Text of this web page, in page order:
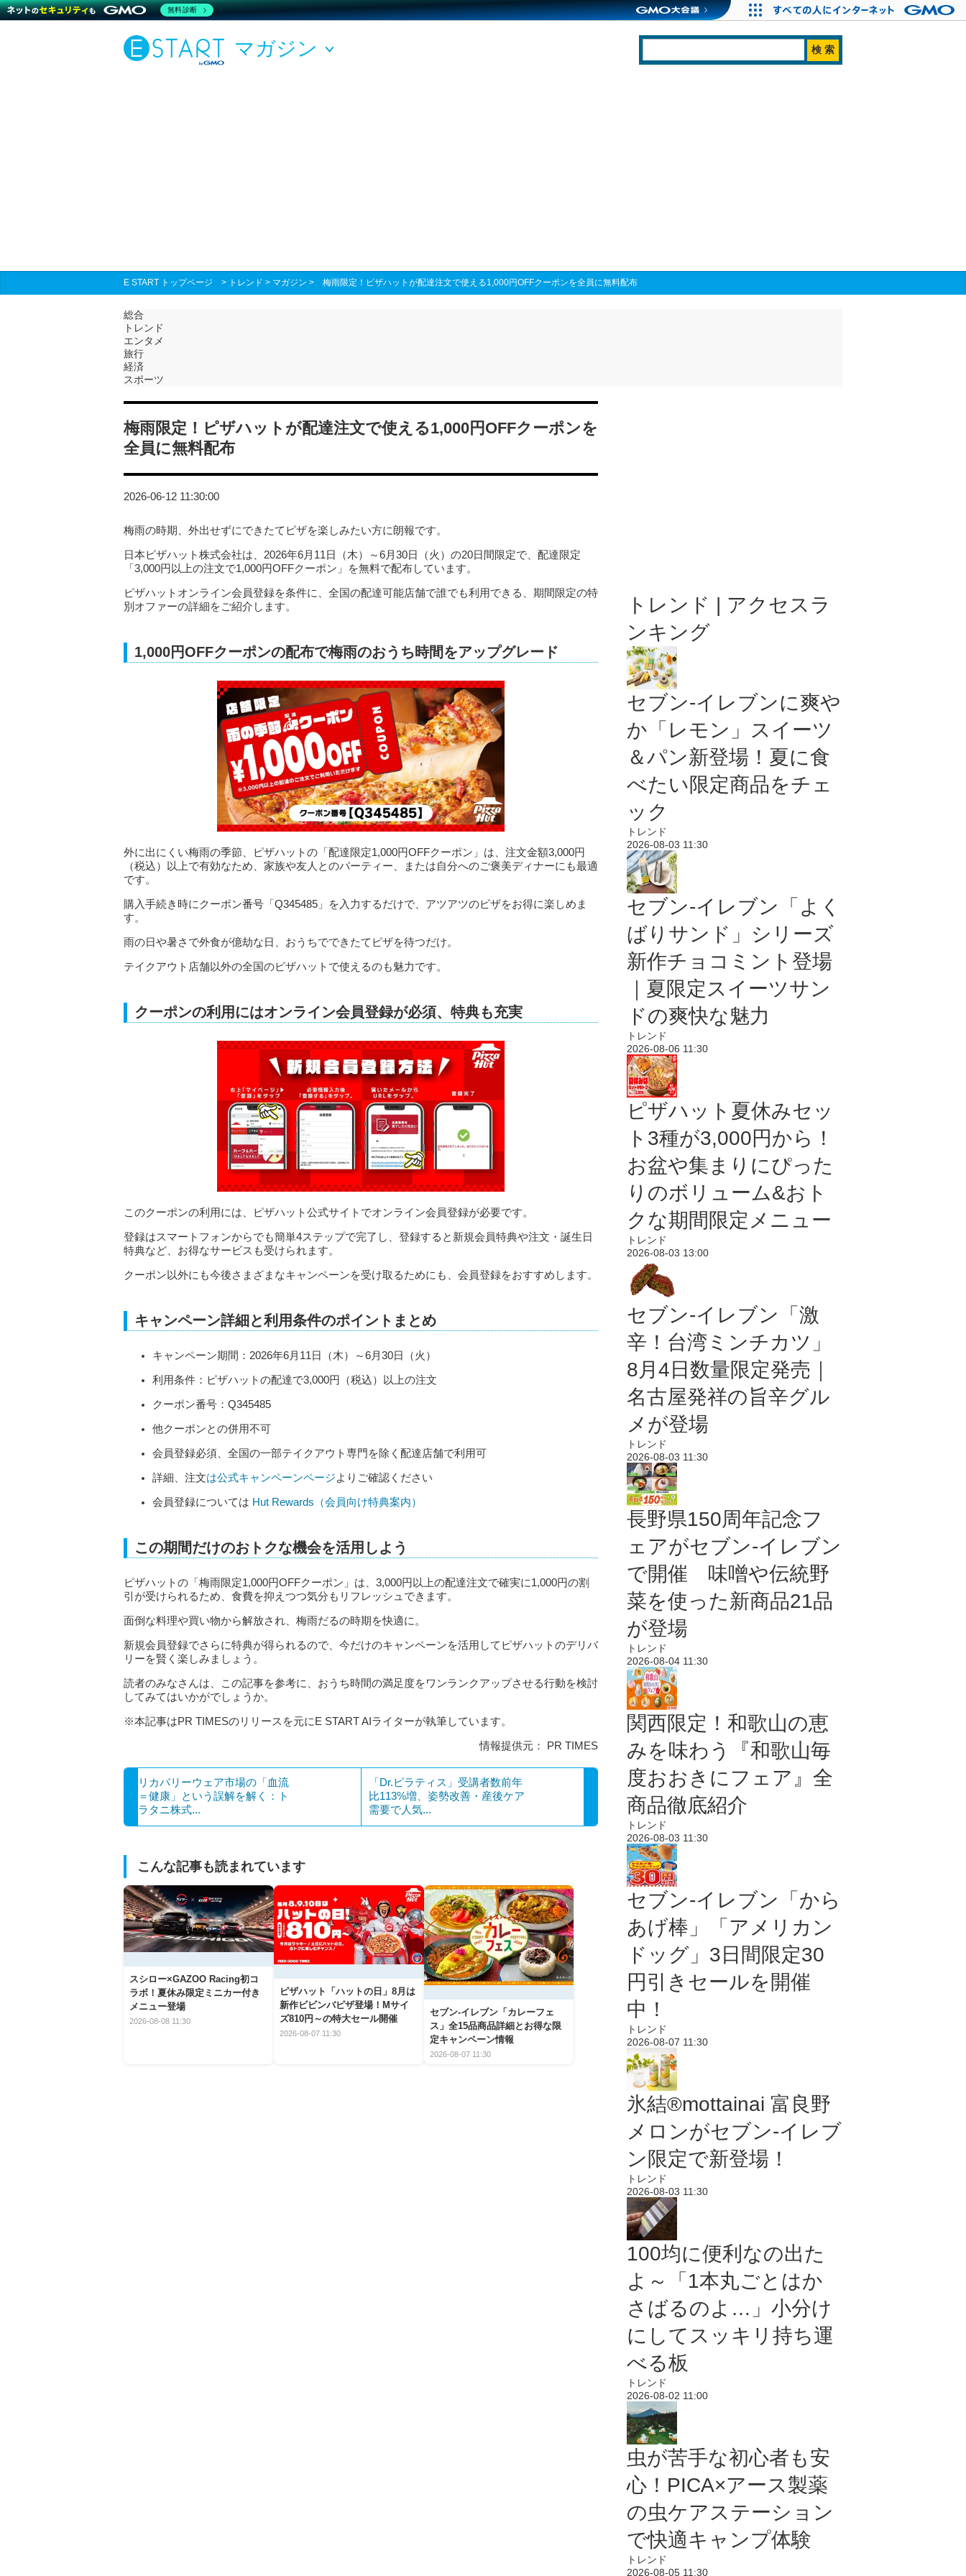
マガジン
E START トップページ > トレンド > マガジン > 梅雨限定！ピザハットが配達注文で使える1,000円OFFクーポンを全員に無料配布
総合
トレンド
エンタメ
旅行
経済
スポーツ
梅雨限定！ピザハットが配達注文で使える1,000円OFFクーポンを
全員に無料配布
2026-06-12 11:30:00
梅雨の時期、外出せずにできたてピザを楽しみたい方に朗報です。
日本ピザハット株式会社は、2026年6月11日（木）～6月30日（火）の20日間限定で、配達限定
「3,000円以上の注文で1,000円OFFクーポン」を無料で配布しています。
ピザハットオンライン会員登録を条件に、全国の配達可能店舗で誰でも利用できる、期間限定の特
別オファーの詳細をご紹介します。
1,000円OFFクーポンの配布で梅雨のおうち時間をアップグレード
外に出にくい梅雨の季節、ピザハットの「配達限定1,000円OFFクーポン」は、注文金額3,000円
（税込）以上で有効なため、家族や友人とのパーティー、または自分へのご褒美ディナーにも最適
です。
購入手続き時にクーポン番号「Q345485」を入力するだけで、アツアツのピザをお得に楽しめま
す。
雨の日や暑さで外食が億劫な日、おうちでできたてピザを待つだけ。
テイクアウト店舗以外の全国のピザハットで使えるのも魅力です。
クーポンの利用にはオンライン会員登録が必須、特典も充実
このクーポンの利用には、ピザハット公式サイトでオンライン会員登録が必要です。
登録はスマートフォンからでも簡単4ステップで完了し、登録すると新規会員特典や注文・誕生日
特典など、お得なサービスも受けられます。
クーポン以外にも今後さまざまなキャンペーンを受け取るためにも、会員登録をおすすめします。
キャンペーン詳細と利用条件のポイントまとめ
キャンペーン期間：2026年6月11日（木）～6月30日（火）
利用条件：ピザハットの配達で3,000円（税込）以上の注文
クーポン番号：Q345485
他クーポンとの併用不可
会員登録必須、全国の一部テイクアウト専門を除く配達店舗で利用可
詳細、注文は公式キャンペーンページよりご確認ください
会員登録については Hut Rewards（会員向け特典案内）
この期間だけのおトクな機会を活用しよう
ピザハットの「梅雨限定1,000円OFFクーポン」は、3,000円以上の配達注文で確実に1,000円の割
引が受けられるため、食費を抑えつつ気分もリフレッシュできます。
面倒な料理や買い物から解放され、梅雨だるの時期を快適に。
新規会員登録でさらに特典が得られるので、今だけのキャンペーンを活用してピザハットのデリバ
リーを賢く楽しみましょう。
読者のみなさんは、この記事を参考に、おうち時間の満足度をワンランクアップさせる行動を検討
してみてはいかがでしょうか。
※本記事はPR TIMESのリリースを元にE START AIライターが執筆しています。
情報提供元： PR TIMES
リカバリーウェア市場の「血流
＝健康」という誤解を解く：ト
ラタニ株式...
「Dr.ピラティス」受講者数前年
比113%増、姿勢改善・産後ケア
需要で人気...
こんな記事も読まれています
スシロー×GAZOO Racing初コ
ラボ！夏休み限定ミニカー付き
メニュー登場
2026-08-08 11:30
ピザハット「ハットの日」8月は
新作ビビンバピザ登場！Mサイ
ズ810円～の特大セール開催
2026-08-07 11:30
セブン‐イレブン「カレーフェ
ス」全15品商品詳細とお得な限
定キャンペーン情報
2026-08-07 11:30
トレンド | アクセスラ
ンキング
セブン‐イレブンに爽や
か「レモン」スイーツ
＆パン新登場！夏に食
べたい限定商品をチェ
ック
トレンド
2026-08-03 11:30
セブン‐イレブン「よく
ばりサンド」シリーズ
新作チョコミント登場
｜夏限定スイーツサン
ドの爽快な魅力
トレンド
2026-08-06 11:30
ピザハット夏休みセッ
ト3種が3,000円から！
お盆や集まりにぴった
りのボリューム&おト
クな期間限定メニュー
トレンド
2026-08-03 13:00
セブン-イレブン「激
辛！台湾ミンチカツ」
8月4日数量限定発売｜
名古屋発祥の旨辛グル
メが登場
トレンド
2026-08-03 11:30
長野県150周年記念フ
ェアがセブン-イレブン
で開催 味噌や伝統野
菜を使った新商品21品
が登場
トレンド
2026-08-04 11:30
関西限定！和歌山の恵
みを味わう『和歌山毎
度おおきにフェア』全
商品徹底紹介
トレンド
2026-08-03 11:30
セブン‐イレブン「から
あげ棒」「アメリカン
ドッグ」3日間限定30
円引きセールを開催
中！
トレンド
2026-08-07 11:30
氷結®mottainai 富良野
メロンがセブン‐イレブ
ン限定で新登場！
トレンド
2026-08-03 11:30
100均に便利なの出た
よ～「1本丸ごとはか
さばるのよ…」小分け
にしてスッキリ持ち運
べる板
トレンド
2026-08-02 11:00
虫が苦手な初心者も安
心！PICA×アース製薬
の虫ケアステーション
で快適キャンプ体験
トレンド
2026-08-05 11:30
無料診断